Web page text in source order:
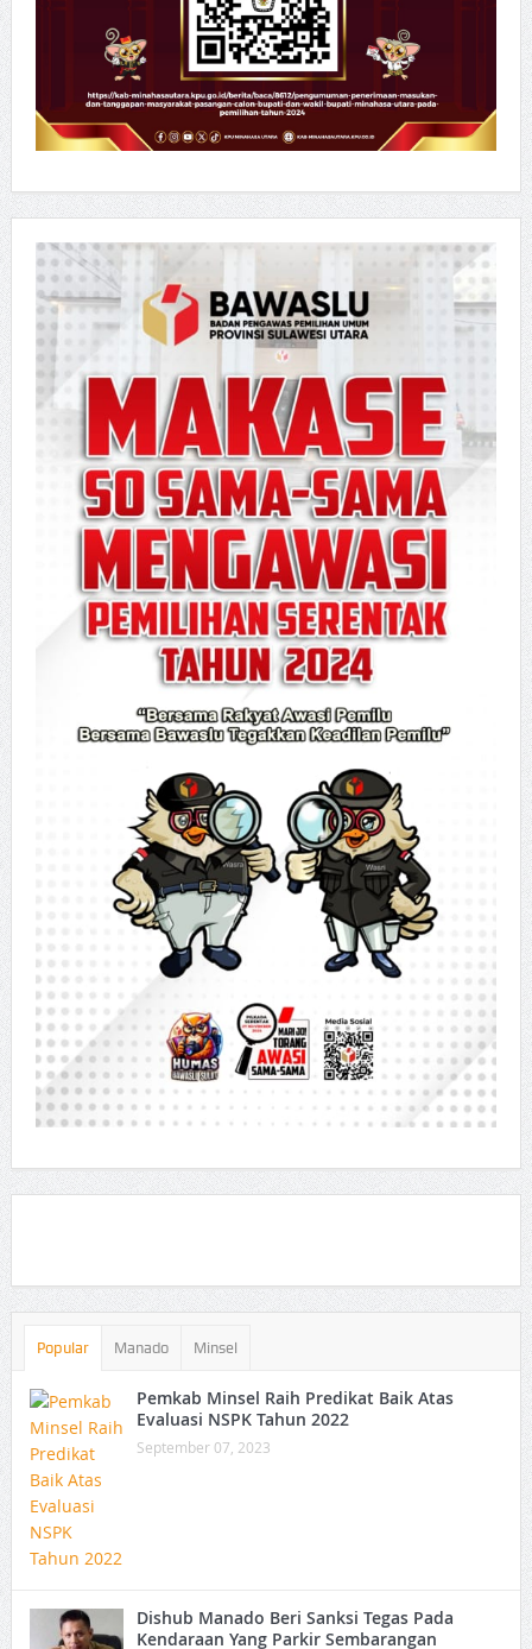
Popular Manado Minsel
Pemkab Minsel Raih Predikat Baik Atas
Evaluasi NSPK Tahun 2022
September 07, 2023
Dishub Manado Beri Sanksi Tegas Pada
Kendaraan Yang Parkir Sembarangan